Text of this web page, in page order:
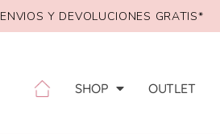
ENVIOS Y DEVOLUCIONES GRATIS*
SHOP OUTLET